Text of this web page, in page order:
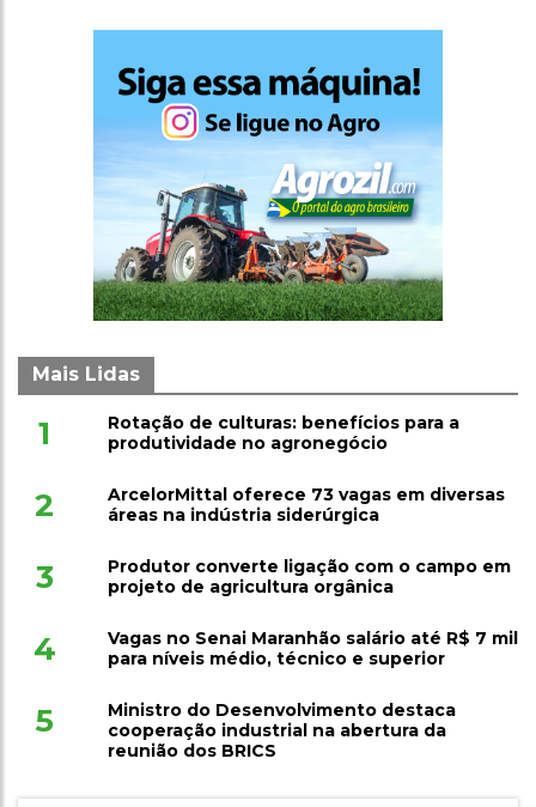
Mais Lidas
1
Rotação de culturas: benefícios para a
produtividade no agronegócio
2
ArcelorMittal oferece 73 vagas em diversas
áreas na indústria siderúrgica
3
Produtor converte ligação com o campo em
projeto de agricultura orgânica
4
Vagas no Senai Maranhão salário até R$ 7 mil
para níveis médio, técnico e superior
5
Ministro do Desenvolvimento destaca
cooperação industrial na abertura da
reunião dos BRICS